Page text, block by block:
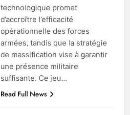
technologique promet
d’accroître l’efficacité
opérationnelle des forces
armées, tandis que la stratégie
de massification vise à garantir
une présence militaire
suffisante. Ce jeu…
Read Full News